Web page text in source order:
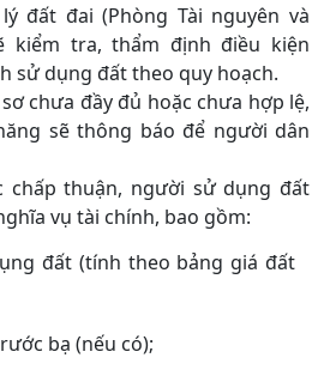
đất đai (Phòng Tài nguyên và
kiểm tra, thẩm định điều kiện
sử dụng đất theo quy hoạch.
chưa đầy đủ hoặc chưa hợp lệ,
sẽ thông báo để người dân
chấp thuận, người sử dụng đất
vụ tài chính, bao gồm:
(tính theo bảng giá đất
bạ (nếu có);